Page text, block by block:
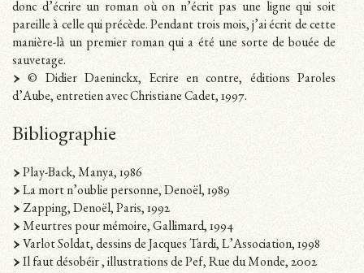
donc d’écrire un roman où on n’écrit pas une ligne qui soit
pareille à celle qui précède. Pendant trois mois, j’ai écrit de cette
manière-là un premier roman qui a été une sorte de bouée de
sauvetage.
© Didier Daeninckx, Ecrire en contre, éditions Paroles
d’Aube, entretien avec Christiane Cadet, 1997.
Bibliographie
Play-Back, Manya, 1986
La mort n’oublie personne, Denoël, 1989
Zapping, Denoël, Paris, 1992
Meurtres pour mémoire, Gallimard, 1994
Varlot Soldat, dessins de Jacques Tardi, L’Association, 1998
Il faut désobéir , illustrations de Pef, Rue du Monde, 2002